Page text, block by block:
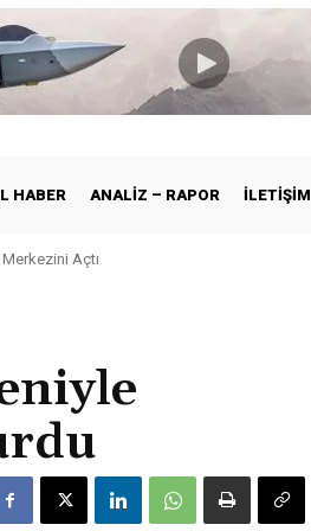
HABER ANALIZ – RAPOR İLETIŞIM
Açtı